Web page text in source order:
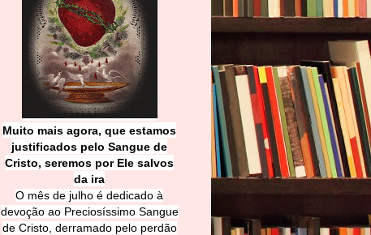
Muito mais agora, que estamos
justificados pelo Sangue de
Cristo, seremos por Ele salvos
da ira
O mês de julho é dedicado à
devoção ao Preciosíssimo Sangue
de Cristo, derramado pelo perdão